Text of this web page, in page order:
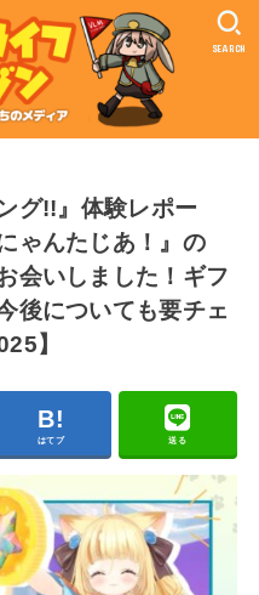
SEARCH
グ!!』体験レポー
ゃんたじあ！』の
会いしました！ギフ
後についても要チェ
】
はてブ 送る